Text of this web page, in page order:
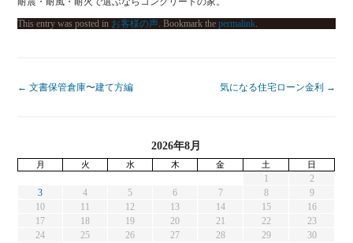
This entry was posted in お客様の声. Bookmark thepermalink.
← 文書保管倉庫〜建て方編 気になる住宅ローン金利 →
2026年8月
月 火 水 木 金 土 日
1
2
3
4 5 6 7 8
9
10
11 12 13 14 15
16
17
18 19 20 21 22
23
24
25 26 27 28 29
30